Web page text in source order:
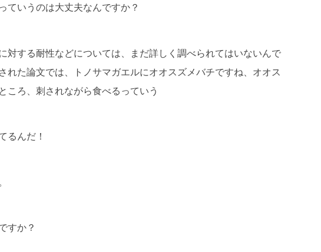
ていうのは大丈夫なんですか？
対する耐性などについては、まだ詳しく調べられてはいないんで
れた論文では、トノサマガエルにオオスズメバチですね、オオス
ころ、刺されながら食べるっていう
るんだ！
すか？